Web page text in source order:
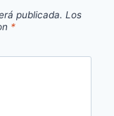
publicada. Los
*